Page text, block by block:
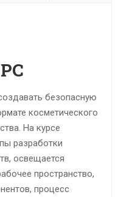
безопасную
косметического
На курсе
разработки
освещается
пространство,
процесс